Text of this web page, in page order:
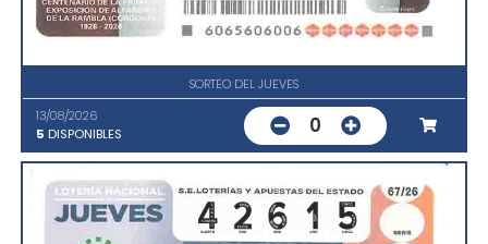
SORTEO DEL JUEVES
13/08/2026
5 DISPONIBLES 0